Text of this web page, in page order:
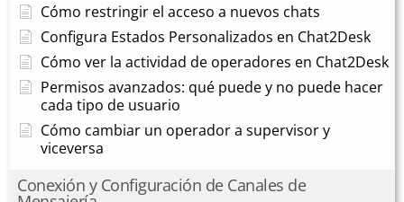
Cómo restringir el acceso a nuevos chats
Configura Estados Personalizados en Chat2Desk
Cómo ver la actividad de operadores en Chat2Desk
Permisos avanzados: qué puede y no puede hacer
cada tipo de usuario
Cómo cambiar un operador a supervisor y
viceversa
Conexión y Configuración de Canales de